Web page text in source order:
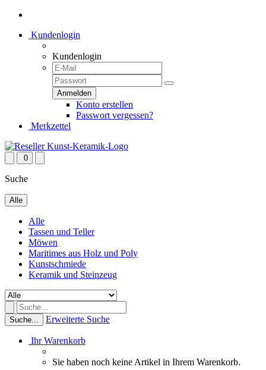
Kundenlogin
Kundenlogin
Konto erstellen
Passwort vergessen?
Merkzettel
0
Suche
Alle
Alle
Tassen und Teller
Möwen
Maritimes aus Holz und Poly
Kunstschmiede
Keramik und Steinzeug
Suche... Erweiterte Suche
Ihr Warenkorb
Sie haben noch keine Artikel in Ihrem Warenkorb.